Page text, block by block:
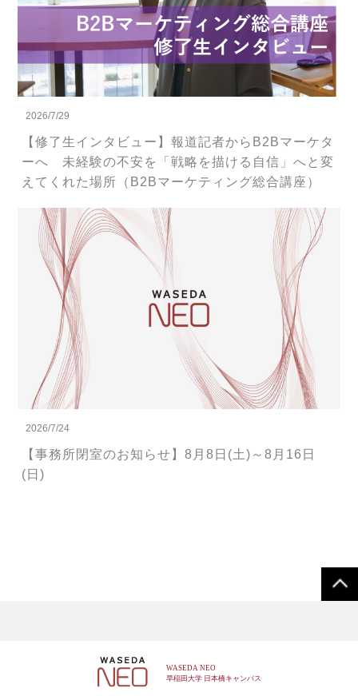
2026/7/29
【修了生インタビュー】報道記者からB2Bマーケタ
ーへ 未経験の不安を「戦略を描ける自信」へと変
えてくれた場所（B2Bマーケティング総合講座）
2026/7/24
【事務所閉室のお知らせ】8月8日(土)～8月16日
(日)